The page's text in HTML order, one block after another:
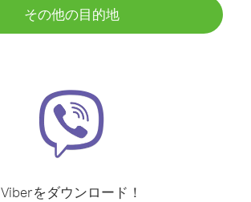
その他の目的地
Viberをダウンロード！